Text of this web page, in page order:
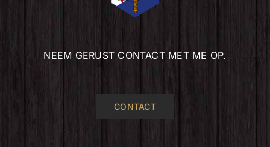
NEEM GERUST CONTACT MET ME OP.
CONTACT